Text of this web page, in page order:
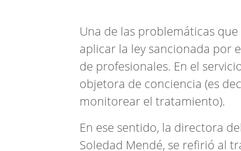
Una de las problemáticas
aplicar la ley sancionada por
de profesionales. En el
objetora de conciencia (es
monitorear el tratamiento).
En ese sentido, la directora
Soledad Mendé, se refirió al